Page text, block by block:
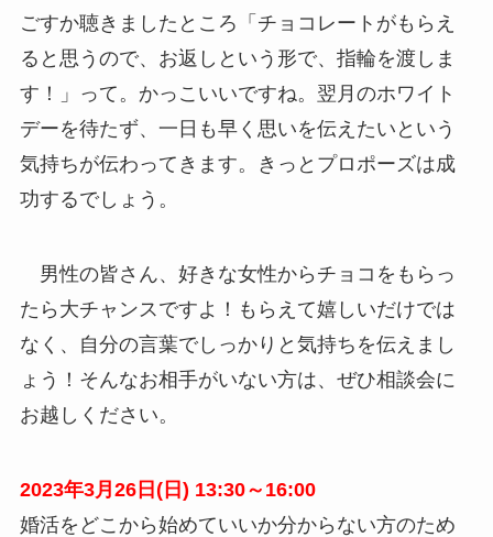
ごすか聴きましたところ「チョコレートがもらえ
ると思うので、お返しという形で、指輪を渡しま
す！」って。かっこいいですね。翌月のホワイト
デーを待たず、一日も早く思いを伝えたいという
気持ちが伝わってきます。きっとプロポーズは成
功するでしょう。
男性の皆さん、好きな女性からチョコをもらっ
たら大チャンスですよ！もらえて嬉しいだけでは
なく、自分の言葉でしっかりと気持ちを伝えまし
ょう！そんなお相手がいない方は、ぜひ相談会に
お越しください。
2023年3月26日(日) 13:30～16:00
婚活をどこから始めていいか分からない方のため